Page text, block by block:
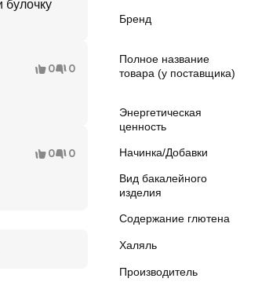
Бренд
Полное название
товара (у поставщика)
Энергетическая
ценность
Начинка/Добавки
Вид бакалейного
изделия
Содержание глютена
Халяль
Производитель
0 0
0 0